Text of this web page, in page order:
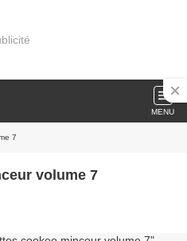
MENU
7
volume 7